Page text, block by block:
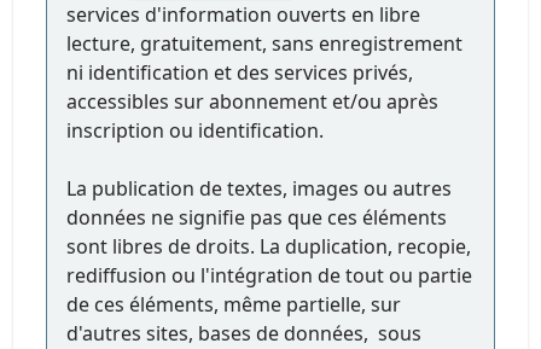
services d'information ouverts en libre
lecture, gratuitement, sans enregistrement
ni identification et des services privés,
accessibles sur abonnement et/ou après
inscription ou identification.
La publication de textes, images ou autres
données ne signifie pas que ces éléments
sont libres de droits. La duplication, recopie,
rediffusion ou l'intégration de tout ou partie
de ces éléments, même partielle, sur
d'autres sites, bases de données, sous